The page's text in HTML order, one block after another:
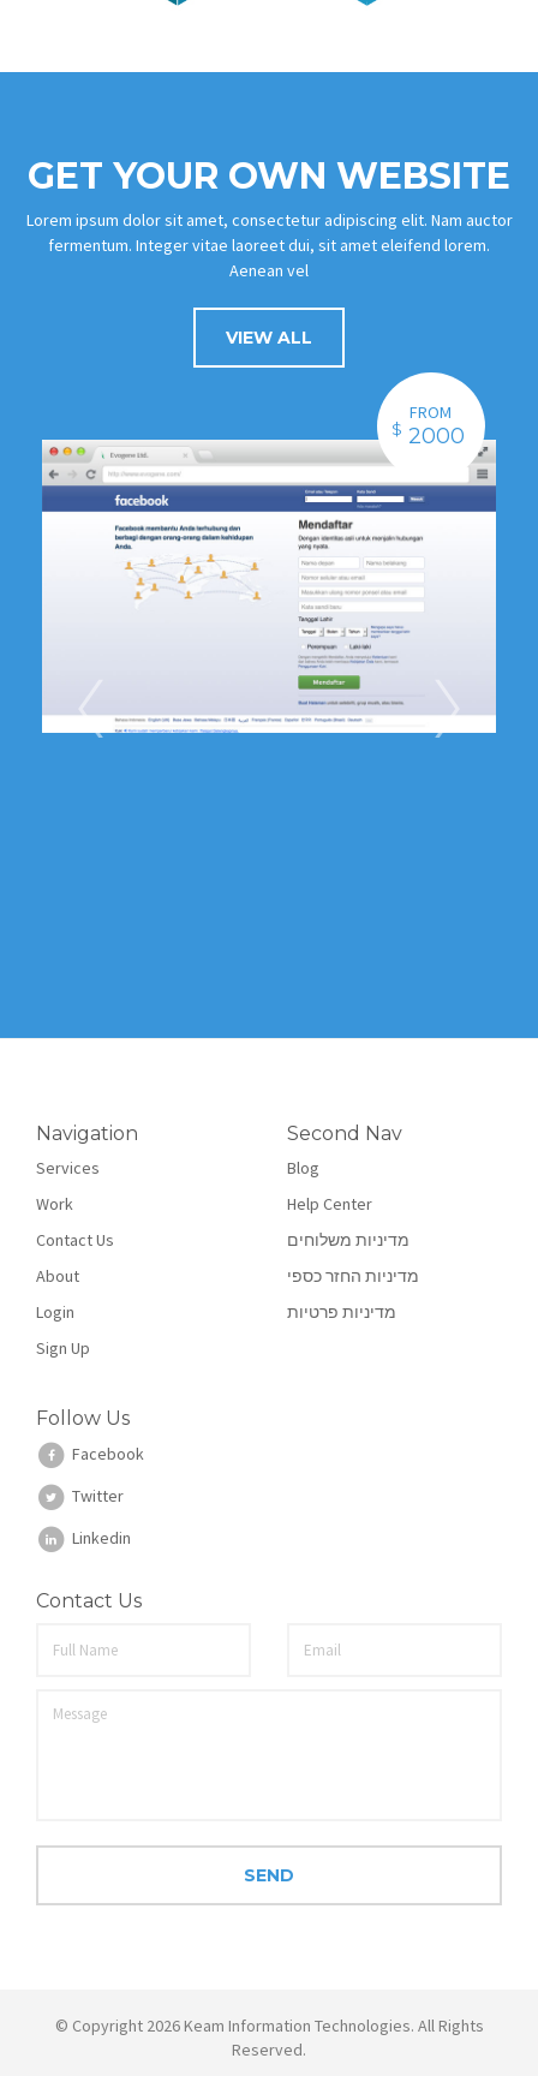
FROM
$ 2000
GET YOUR OWN WEBSITE
Lorem ipsum dolor sit amet, consectetur adipiscing elit. Nam auctor
fermentum. Integer vitae laoreet dui, sit amet eleifend lorem.
Aenean vel
VIEW ALL
Navigation
Services
Work
Contact Us
About
Login
Sign Up
Second Nav
Blog
Help Center
מדיניות משלוחים
מדיניות החזר כספי
מדיניות פרטיות
Follow Us
Facebook
Twitter
Linkedin
Contact Us
© Copyright 2026 Keam Information Technologies. All Rights
Reserved.